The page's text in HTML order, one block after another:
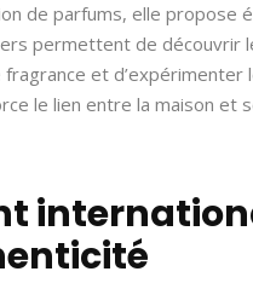
de parfums, elle propose
permettent de découvrir
et
le lien entre la maison et